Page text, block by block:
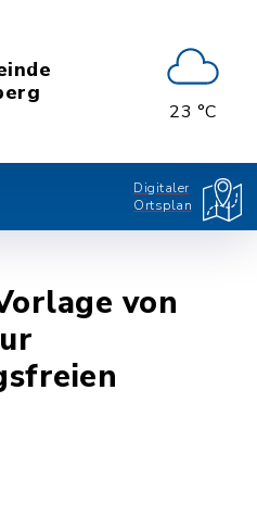
23 °C
Digitaler
Ortsplan
von